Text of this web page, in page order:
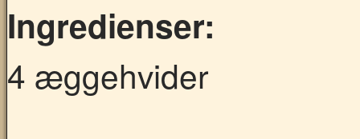
Ingredienser:
4 æggehvider